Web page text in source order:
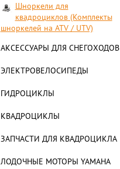
Шноркели для
квадроциклов (Комплекты
шноркелей на ATV / UTV)
АКСЕССУАРЫ ДЛЯ СНЕГОХОДОВ
ЭЛЕКТРОВЕЛОСИПЕДЫ
ГИДРОЦИКЛЫ
КВАДРОЦИКЛЫ
ЗАПЧАСТИ ДЛЯ КВАДРОЦИКЛА
ЛОДОЧНЫЕ МОТОРЫ YAMAHA